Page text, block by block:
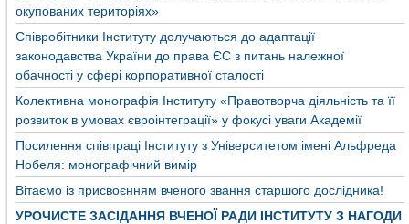
окупованих територіях»
Співробітники Інституту долучаються до адаптації
законодавства України до права ЄС з питань належної
обачності у сфері корпоративної сталості
Колективна монографія Інституту «Правотворча діяльність та її
розвиток в умовах євроінтеграції» у фокусі уваги Академії
Посилення співпраці Інституту з Університетом імені Альфреда
Нобеля: монографічний вимір
Вітаємо із присвоєнням вченого звання старшого дослідника!
УРОЧИСТЕ ЗАСІДАННЯ ВЧЕНОЇ РАДИ ІНСТИТУТУ З НАГОДИ